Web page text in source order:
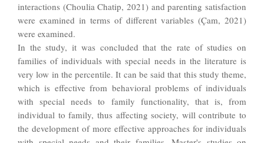
interactions (Choulia Chatip, 2021) and parenting satisfaction
were examined in terms of different variables (Çam, 2021)
were examined.
In the study, it was concluded that the rate of studies on
families of individuals with special needs in the literature is
very low in the percentile. It can be said that this study theme,
which is effective from behavioral problems of individuals
with special needs to family functionality, that is, from
individual to family, thus affecting society, will contribute to
the development of more effective approaches for individuals